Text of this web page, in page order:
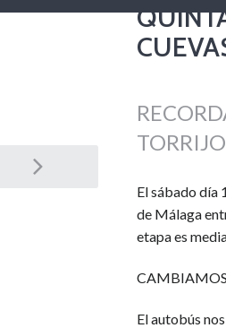
El sábado día
de Málaga
etapa es
CAMBIAMOS
El autobús